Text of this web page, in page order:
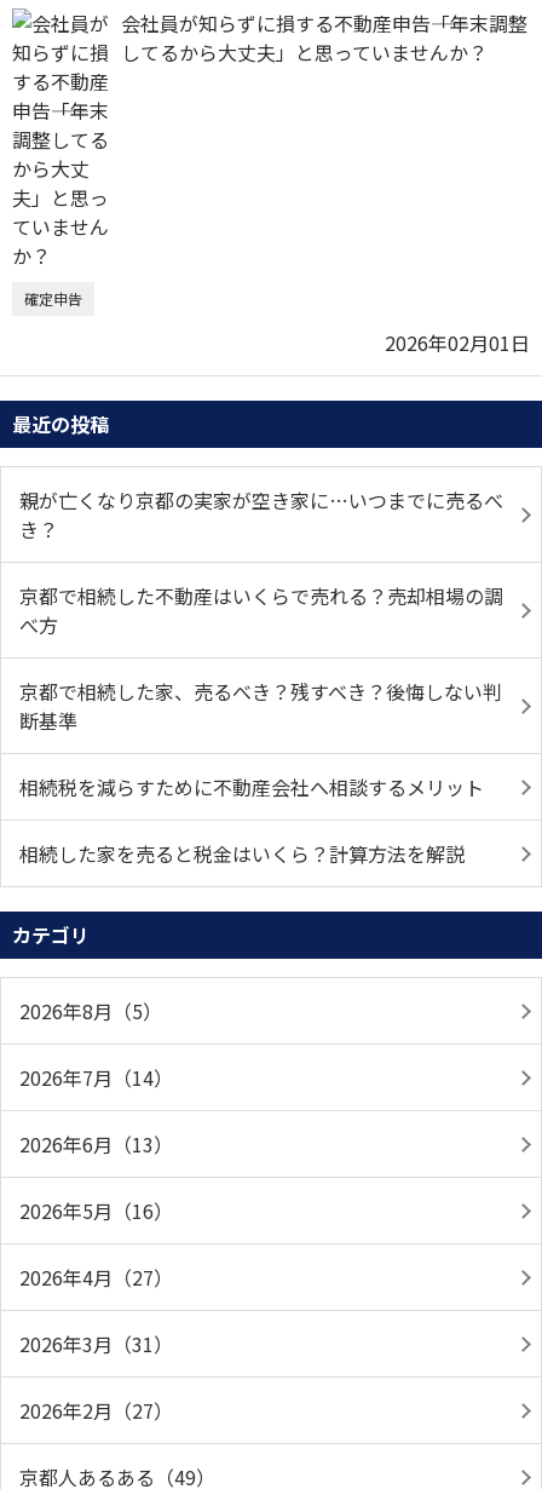
会社員が知らずに損する不動産申告――「年末調整
してるから大丈夫」と思っていませんか？
確定申告
2026年02月01日
最近の投稿
親が亡くなり京都の実家が空き家に…いつまでに売るべ
き？
京都で相続した不動産はいくらで売れる？売却相場の調
べ方
京都で相続した家、売るべき？残すべき？後悔しない判
断基準
相続税を減らすために不動産会社へ相談するメリット
相続した家を売ると税金はいくら？計算方法を解説
カテゴリ
2026年8月（5）
2026年7月（14）
2026年6月（13）
2026年5月（16）
2026年4月（27）
2026年3月（31）
2026年2月（27）
京都人あるある（49）